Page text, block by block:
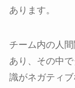
あります。
チーム内の人
あり、その中
識がネガティ